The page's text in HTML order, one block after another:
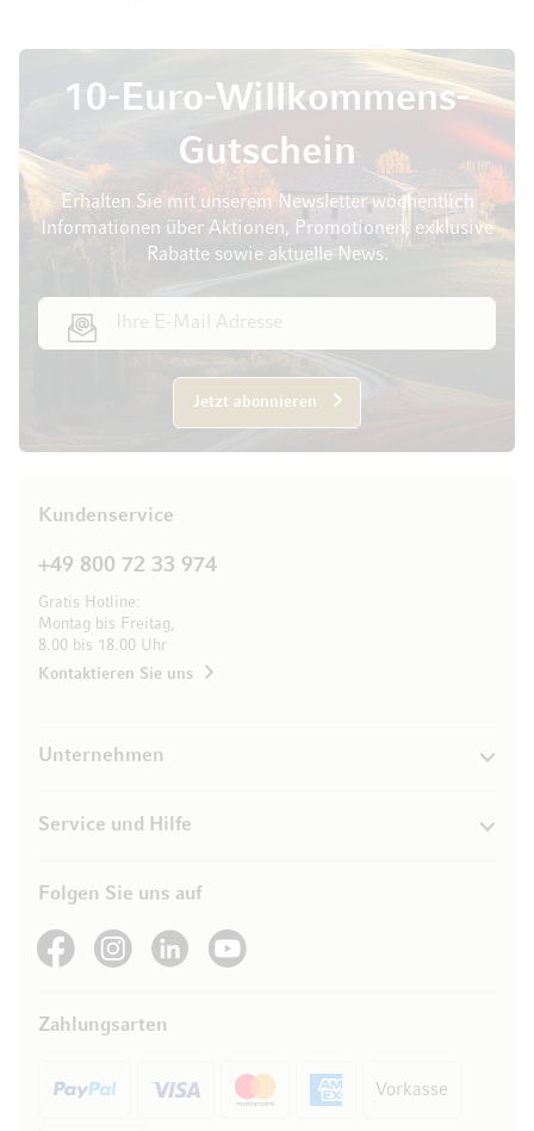
10-Euro-Willkommens-
Gutschein
Erhalten Sie mit unserem Newsletter wöchentlich
Informationen über Aktionen, Promotionen, exklusive
Rabatte sowie aktuelle News.
Jetzt abonnieren
Kundenservice
+49 800 72 33 974
Gratis Hotline:
Montag bis Freitag,
8.00 bis 18.00 Uhr
Kontaktieren Sie uns
Unternehmen
Service und Hilfe
Folgen Sie uns auf
See our FacebookSee our Instagram account
See our LinkedInSee our YouTube channel
Zahlungsarten
Vorkasse